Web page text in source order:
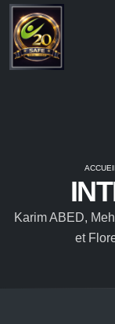
Karim ABED,
et
ACCUEIL